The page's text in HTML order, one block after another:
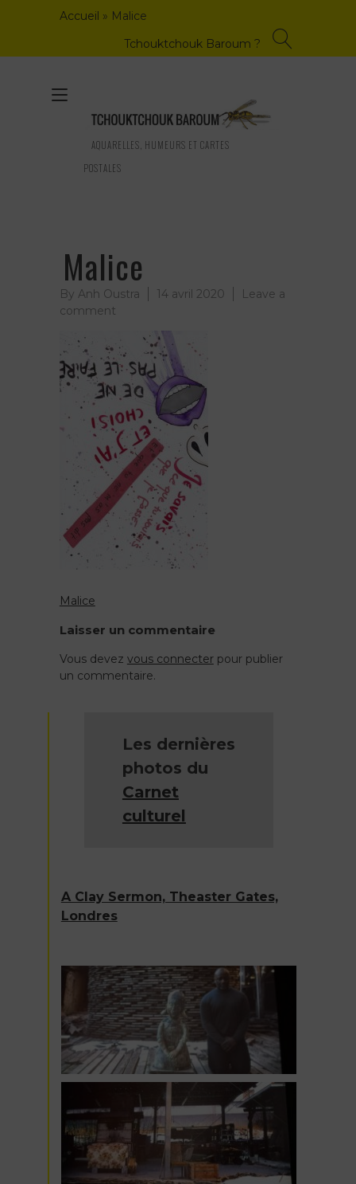
Accueil » Malice
Tchouktchouk Baroum ?
AQUARELLES, HUMEURS ET CARTES
POSTALES
Toggle
navigation
Malice
By Anh Oustra 14 avril 2020
Leave a
commenton
Navigation
de
l’article
Malice
Laisser un commentaire
Vous devez vous connecterpour publier
un commentaire.
Les dernières
photos du
Carnet
culturel
A Clay Sermon, Theaster Gates,
Londres